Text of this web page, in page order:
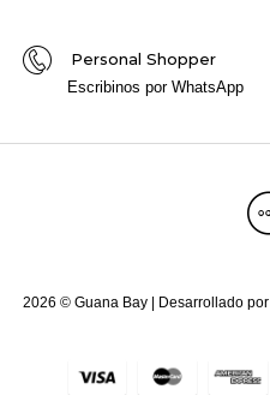
Personal Shopper
Escribinos por WhatsApp
2026 © Guana Bay | Desarrollado por